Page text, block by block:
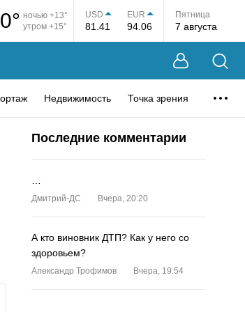
0° ночью +13°
утром +15°
USD
81.41
EUR
94.06
Пятница
7 августа
Недвижимость Точка зрения
Последние комментарии
Дмитрий-ДС Вчера, 20:20
А кто виновник ДТП? Как у него со
здоровьем?
Александр Трофимов Вчера, 19:54